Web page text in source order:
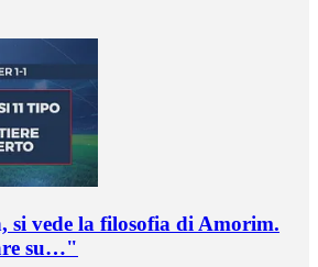
vede la filosofia di Amorim.
su…"